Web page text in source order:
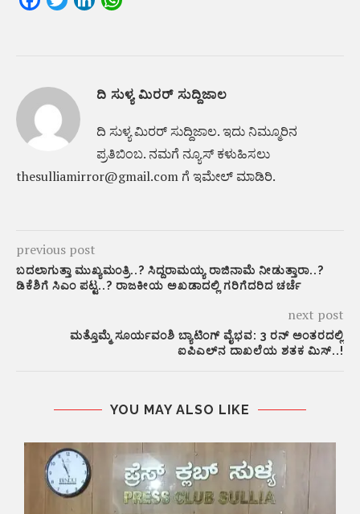
ದಿ ಸುಳ್ಯ ಮಿರರ್ ಸುದ್ದಿಜಾಲ
ದಿ ಸುಳ್ಯ ಮಿರರ್‌ ಸುದ್ದಿಜಾಲ. ಇದು ನಿಮ್ಮೂರಿನ
ಪ್ರತಿಬಿಂಬ. ನಮಗೆ ನ್ಯೂಸ್‌ ಕಳುಹಿಸಲು
thesulliamirror@gmail.com ಗೆ ಇಮೇಲ್ ಮಾಡಿರಿ.
previous post
ಬದಲಾಗುತ್ತಾ ಮುಖ್ಯಮಂತ್ರಿ..? ಸಿದ್ದರಾಮಯ್ಯ ರಾಜಿನಾಮೆ ನೀಡುತ್ತಾರಾ..?
ಡಿಕೆಶಿಗೆ ಸಿಎಂ ಪಟ್ಟ..? ರಾಜಕೀಯ ಅಖಡಾದಲ್ಲಿ ಗರಿಗೆದರಿದ ಚರ್ಚೆ
next post
ಮತ್ತೊಮ್ಮೆ ಸೂರ್ಯವಂಶಿ ಬ್ಯಾಟಿಂಗ್ ವೈಭವ: 3 ರನ್ ಅಂತರದಲ್ಲಿ
ಐಪಿಎಲ್‌ನ ದಾಖಲೆಯ ಶತಕ ಮಿಸ್..!
YOU MAY ALSO LIKE